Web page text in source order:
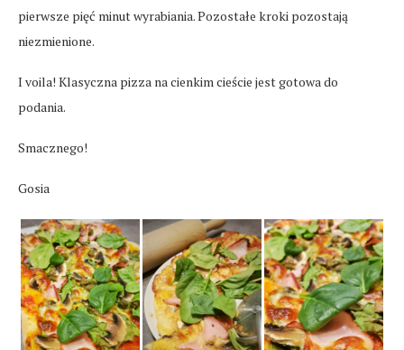
pierwsze pięć minut wyrabiania. Pozostałe kroki pozostają
niezmienione.
I voila! Klasyczna pizza na cienkim cieście jest gotowa do
podania.
Smacznego!
Gosia